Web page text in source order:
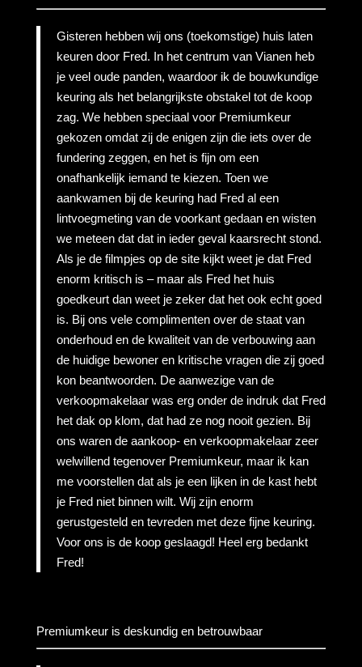
Gisteren hebben wij ons (toekomstige) huis laten
keuren door Fred. In het centrum van Vianen heb
je veel oude panden, waardoor ik de bouwkundige
keuring als het belangrijkste obstakel tot de koop
zag. We hebben speciaal voor Premiumkeur
gekozen omdat zij de enigen zijn die iets over de
fundering zeggen, en het is fijn om een
onafhankelijk iemand te kiezen. Toen we
aankwamen bij de keuring had Fred al een
lintvoegmeting van de voorkant gedaan en wisten
we meteen dat dat in ieder geval kaarsrecht stond.
Als je de filmpjes op de site kijkt weet je dat Fred
enorm kritisch is – maar als Fred het huis
goedkeurt dan weet je zeker dat het ook echt goed
is. Bij ons vele complimenten over de staat van
onderhoud en de kwaliteit van de verbouwing aan
de huidige bewoner en kritische vragen die zij goed
kon beantwoorden. De aanwezige van de
verkoopmakelaar was erg onder de indruk dat Fred
het dak op klom, dat had ze nog nooit gezien. Bij
ons waren de aankoop- en verkoopmakelaar zeer
welwillend tegenover Premiumkeur, maar ik kan
me voorstellen dat als je een lijken in de kast hebt
je Fred niet binnen wilt. Wij zijn enorm
gerustgesteld en tevreden met deze fijne keuring.
Voor ons is de koop geslaagd! Heel erg bedankt
Fred!
Premiumkeur is deskundig en betrouwbaar